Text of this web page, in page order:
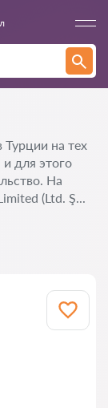
на тех
для этого
На
(Ltd. Ş...